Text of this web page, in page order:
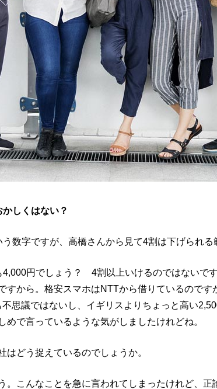
しくはない？
数字ですが、高橋さんから見て4割は下げられる
4,000円でしょう？ 4割以上いけるのではないで
すから。格安スマホはNTTから借りているのです
思議ではないし、イギリスよりちょっと高い
めで言っているような気がしましたけれどね。
はどう捉えているのでしょうか。
。こんなことを急に言われてしまったけれど、正